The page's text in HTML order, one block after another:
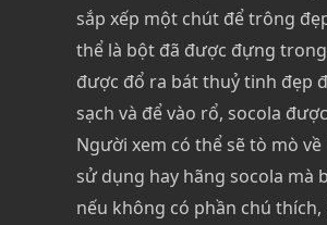
sắp xếp một chút để trông
thể là bột đã được đựng
được đổ ra bát thuỷ tinh đẹp
sạch và để vào rổ, socola
Người xem có thể sẽ tò mò
sử dụng hay hãng socola mà
nếu không có phần chú thích,